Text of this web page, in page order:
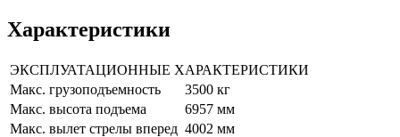
Характеристики
ЭКСПЛУАТАЦИОННЫЕ ХАРАКТЕРИСТИКИ
Макс. грузоподъемность
3500 кг
Макс. высота подъема
6957 мм
Макс. вылет стрелы вперед 4002 мм